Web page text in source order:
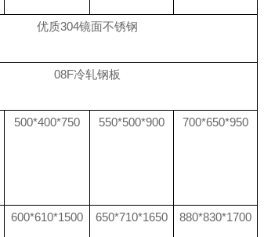
优质304镜面不锈钢
08F冷轧钢板
500*400*750 550*500*900 700*650*950
600*610*1500 650*710*1650 880*830*1700